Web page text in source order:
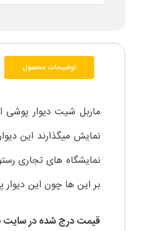
توضیحات محصول
نمایش میگذارند این
نمایشگاه های تجاری
بر این ها چون این دیوار پوش ها در دو ضخامت 3/7 و 2/5
قیمت درج شده در سایت به ازای هر یک ورق 122 × 280